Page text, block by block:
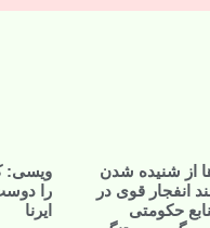
از شنیده شدن
انفجار قوی در
حکومتی
ویسی:
را
ایرنا